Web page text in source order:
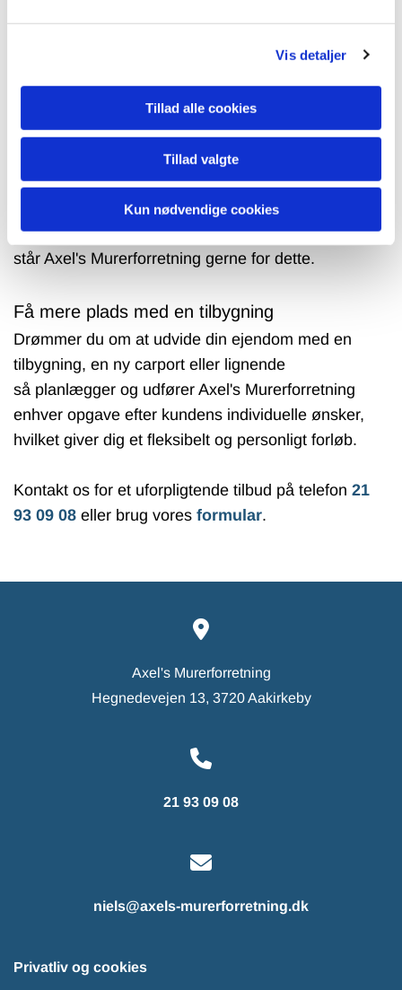
Vis detaljer
Tillad alle cookies
Tillad valgte
Kun nødvendige cookies
Hvis du mangler nogle ekstra kvadratmeter til
beboelse, eller skal du have opført en udestue, så
står Axel's Murerforretning gerne for dette.
Få mere plads med en tilbygning
Drømmer du om at udvide din ejendom med en
tilbygning, en ny carport eller lignende
så planlægger og udfører Axel's Murerforretning
enhver opgave efter kundens individuelle ønsker,
hvilket giver dig et fleksibelt og personligt forløb.
Kontakt os for et uforpligtende tilbud på telefon 21
93 09 08 eller brug vores formular.

Axel's Murerforretning
Hegnedevejen 13, 3720 Aakirkeby

21 93 09 08

niels@axels-murerforretning.dk
Privatliv og cookies